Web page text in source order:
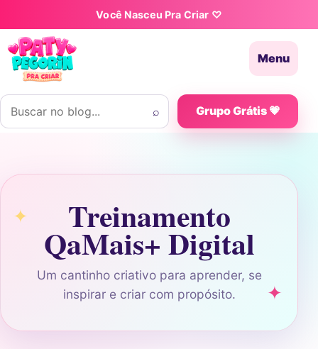
Pular para o conteúdoVocê Nasceu Pra Criar ♡
Menu
Buscar por:
⌕ Grupo Grátis 💗
Treinamento
QaMais+ Digital
Um cantinho criativo para aprender, se
inspirar e criar com propósito.